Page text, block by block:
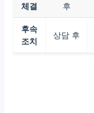
체결
후
후속
조치
상담 후